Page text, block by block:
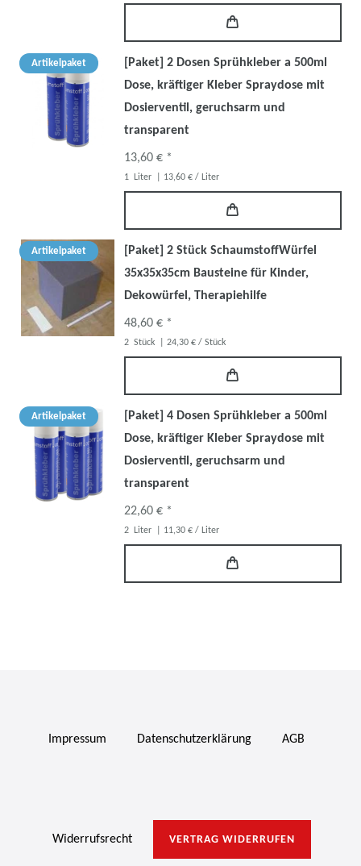
Artikelpaket
[Paket] 2 Dosen Sprühkleber a 500ml
Dose, kräftiger Kleber Spraydose mit
Dosierventil, geruchsarm und
transparent
13,60 € *
1 Liter | 13,60 € / Liter
Artikelpaket
[Paket] 2 Stück SchaumstoffWürfel
35x35x35cm Bausteine für Kinder,
Dekowürfel, Therapiehilfe
48,60 € *
2 Stück | 24,30 € / Stück
Artikelpaket
[Paket] 4 Dosen Sprühkleber a 500ml
Dose, kräftiger Kleber Spraydose mit
Dosierventil, geruchsarm und
transparent
22,60 € *
2 Liter | 11,30 € / Liter
Impressum Daten­schutz­erklärung AGB
Widerrufs­recht VERTRAG WIDERRUFEN